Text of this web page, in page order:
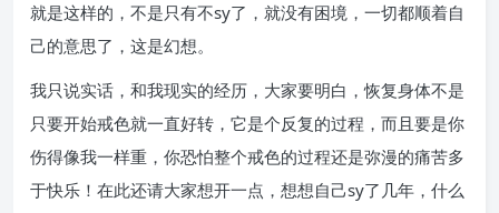
就是这样的，不是只有不sy了，就没有困境，一切都顺着自
己的意思了，这是幻想。
我只说实话，和我现实的经历，大家要明白，恢复身体不是
只要开始戒色就一直好转，它是个反复的过程，而且要是你
伤得像我一样重，你恐怕整个戒色的过程还是弥漫的痛苦多
于快乐！在此还请大家想开一点，想想自己sy了几年，什么